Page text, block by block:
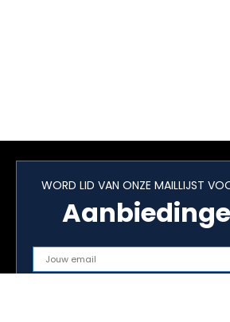
WORD LID VAN ONZE MAILLIJST